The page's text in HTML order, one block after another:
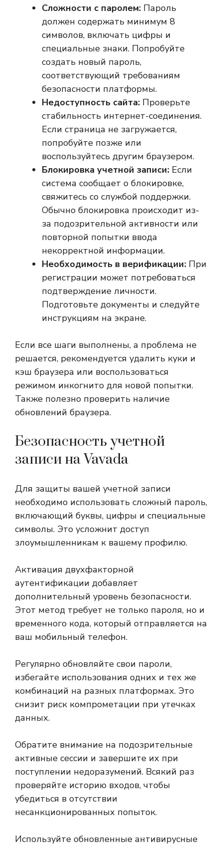
Сложности с паролем: Пароль
должен содержать минимум 8
символов, включать цифры и
специальные знаки. Попробуйте
создать новый пароль,
соответствующий требованиям
безопасности платформы.
Недоступность сайта: Проверьте
стабильность интернет-соединения.
Если страница не загружается,
попробуйте позже или
воспользуйтесь другим браузером.
Блокировка учетной записи: Если
система сообщает о блокировке,
свяжитесь со службой поддержки.
Обычно блокировка происходит из-
за подозрительной активности или
повторной попытки ввода
некорректной информации.
Необходимость в верификации: При
регистрации может потребоваться
подтверждение личности.
Подготовьте документы и следуйте
инструкциям на экране.
Если все шаги выполнены, а проблема не
решается, рекомендуется удалить куки и
кэш браузера или воспользоваться
режимом инкогнито для новой попытки.
Также полезно проверить наличие
обновлений браузера.
Безопасность учетной
записи на Vavada
Для защиты вашей учетной записи
необходимо использовать сложный пароль,
включающий буквы, цифры и специальные
символы. Это усложнит доступ
злоумышленникам к вашему профилю.
Активация двухфакторной
аутентификации добавляет
дополнительный уровень безопасности.
Этот метод требует не только пароля, но и
временного кода, который отправляется на
ваш мобильный телефон.
Регулярно обновляйте свои пароли,
избегайте использования одних и тех же
комбинаций на разных платформах. Это
снизит риск компрометации при утечках
данных.
Обратите внимание на подозрительные
активные сессии и завершите их при
поступлении недоразумений. Всякий раз
проверяйте историю входов, чтобы
убедиться в отсутствии
несанкционированных попыток.
Используйте обновленные антивирусные